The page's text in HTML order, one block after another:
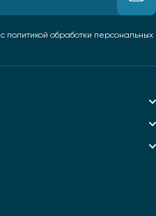
с политикой обработки персональных